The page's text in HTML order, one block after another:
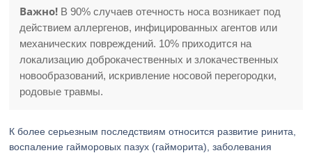
Важно! В 90% случаев отечность носа возникает под
действием аллергенов, инфицированных агентов или
механических повреждений. 10% приходится на
локализацию доброкачественных и злокачественных
новообразований, искривление носовой перегородки,
родовые травмы.
К более серьезным последствиям относится развитие ринита,
воспаление гайморовых пазух (гайморита), заболевания